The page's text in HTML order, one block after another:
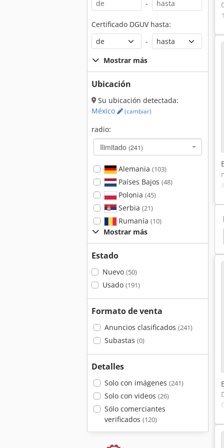
-
Certificado DGUV hasta:
-
Mostrar más
Ubicación
Su ubicación detectada:
México
(cambiar)
radio:
Ilimitado (241)
Alemania (103)
Países Bajos (48)
Polonia (45)
Serbia (21)
Rumanía (10)
Mostrar más
Estado
Nuevo (50)
Usado (191)
Formato de venta
Anuncios clasificados (241)
Subastas (0)
Detalles
Solo con imágenes (241)
Solo con videos (26)
Sólo comerciantes
verificados (120)
Kemper 64100